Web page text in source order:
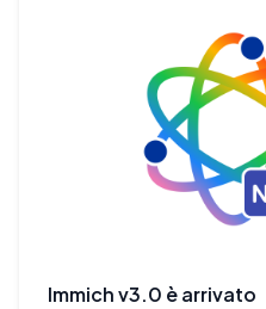
Immich v3.0 è arrivato